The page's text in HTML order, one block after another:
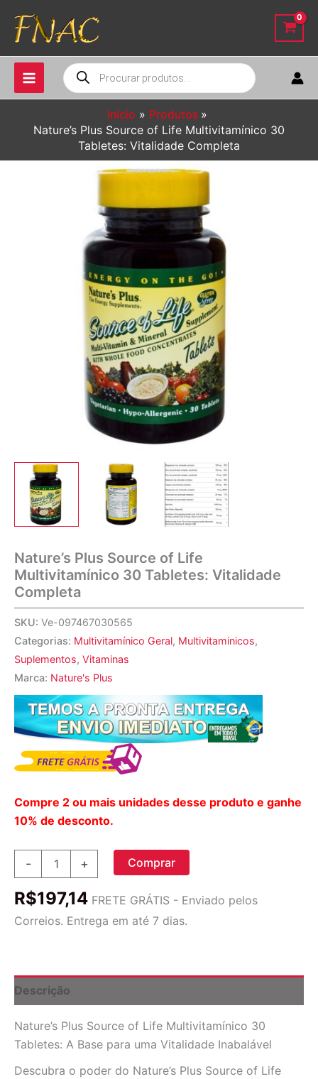
para
conteúdo
Pesquisar
produtos
Início
Produtos
Nature’s Plus Source of Life Multivitamínico 30
Tabletes: Vitalidade Completa
Nature’s Plus Source of Life
Multivitamínico 30 Tabletes: Vitalidade
Completa
SKU: Ve-097467030565
Categorias: Multivitamínico Geral, Multivitaminicos,
Suplementos, Vitaminas
Marca: Nature's Plus
Compre 2 ou mais unidades desse produto e ganhe
10% de desconto.
-
of
Multivitamínico
Completa
quantidade
+ Comprar
R$197,14 FRETE GRÁTIS - Enviado pelos
Correios. Entrega em até 7 dias.
Descrição
Nature’s Plus Source of Life Multivitamínico 30
Tabletes: A Base para uma Vitalidade Inabalável
Descubra o poder do Nature’s Plus Source of Life